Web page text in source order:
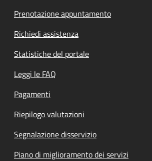
Prenotazione appuntamento
Richiedi assistenza
Statistiche del portale
Leggi le FAQ
Pagamenti
Riepilogo valutazioni
Segnalazione disservizio
Piano di miglioramento dei servizi